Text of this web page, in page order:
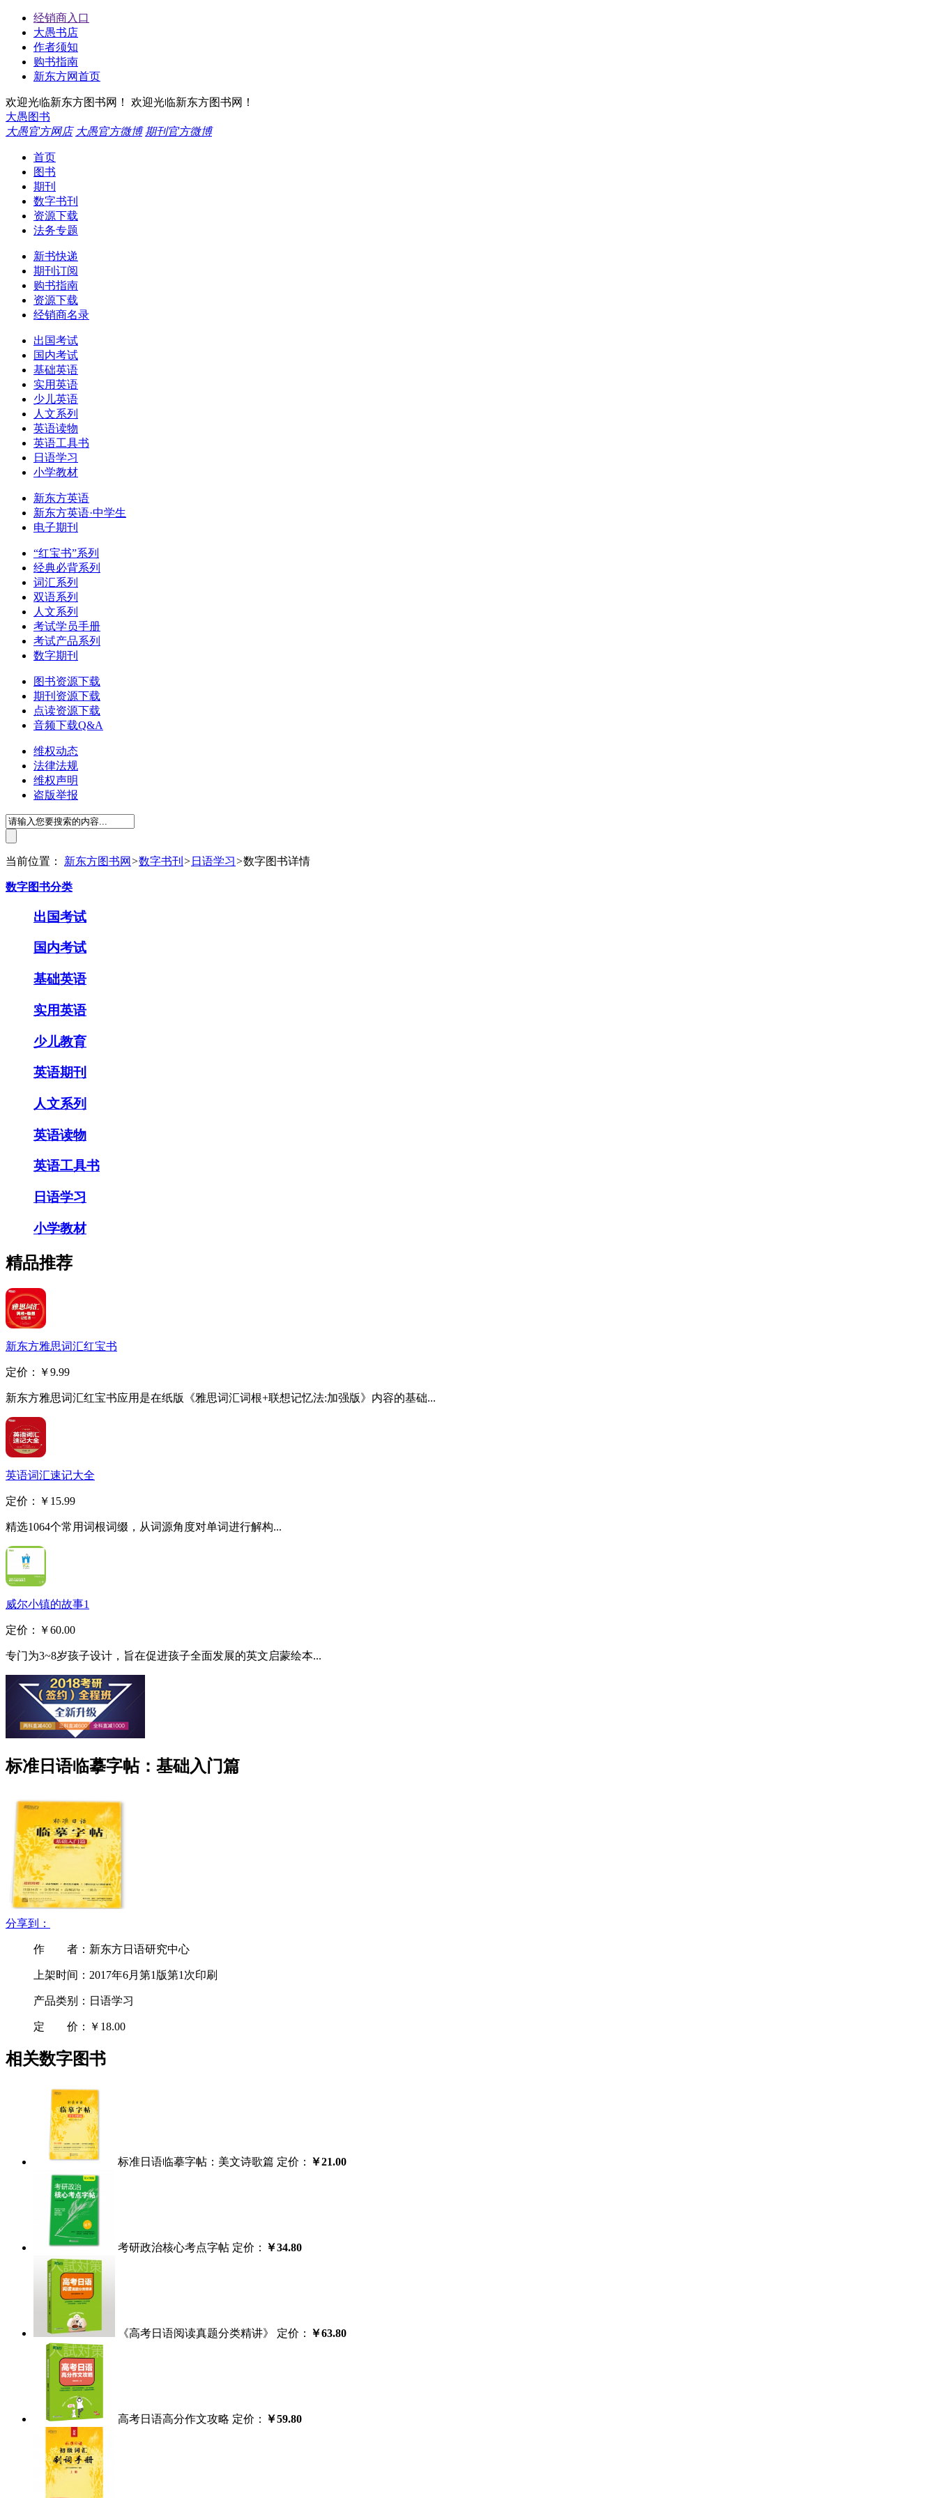
经销商入口
大愚书店
作者须知
购书指南
新东方网首页
欢迎光临新东方图书网！
欢迎光临新东方图书网！
大愚图书
大愚官方网店 大愚官方微博 期刊官方微博
首页
图书
期刊
数字书刊
资源下载
法务专题
新书快递
期刊订阅
购书指南
资源下载
经销商名录
出国考试
国内考试
基础英语
实用英语
少儿英语
人文系列
英语读物
英语工具书
日语学习
小学教材
新东方英语
新东方英语·中学生
电子期刊
“红宝书”系列
经典必背系列
词汇系列
双语系列
人文系列
考试学员手册
考试产品系列
数字期刊
图书资源下载
期刊资源下载
点读资源下载
音频下载Q&A
维权动态
法律法规
维权声明
盗版举报
当前位置： 新东方图书网 >数字书刊 > 日语学习>数字图书详情
数字图书分类
出国考试
国内考试
基础英语
实用英语
少儿教育
英语期刊
人文系列
英语读物
英语工具书
日语学习
小学教材
精品推荐
新东方雅思词汇红宝书
定价： ￥9.99
新东方雅思词汇红宝书应用是在纸版《雅思词汇词根+联想记忆法:加强版》内容的基础...
英语词汇速记大全
定价： ￥15.99
精选1064个常用词根词缀，从词源角度对单词进行解构...
威尔小镇的故事1
定价： ￥60.00
专门为3~8岁孩子设计，旨在促进孩子全面发展的英文启蒙绘本...
标准日语临摹字帖：基础入门篇
分享到：
作 者：新东方日语研究中心
上架时间：2017年6月第1版第1次印刷
产品类别：日语学习
定 价： ￥18.00
相关数字图书
标准日语临摹字帖：美文诗歌篇 定价： ￥21.00
考研政治核心考点字帖 定价： ￥34.80
《高考日语阅读真题分类精讲》 定价： ￥63.80
高考日语高分作文攻略 定价： ￥59.80